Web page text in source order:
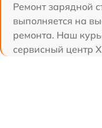
Ремонт зарядной
выполняется на
ремонта. Наш
сервисный центр